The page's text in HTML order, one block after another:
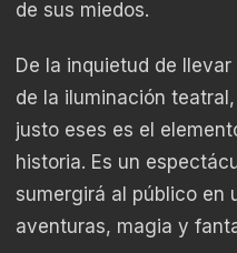
de sus miedos.
De la inquietud de
de la iluminación
justo eses es el
historia. Es un
sumergirá al público en
aventuras, magia y